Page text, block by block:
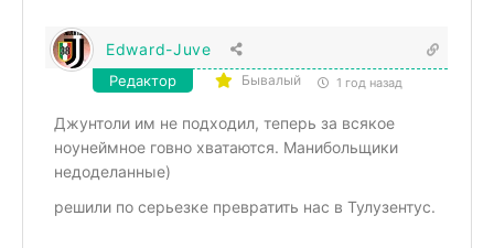
Edward-Juve
Редактор Бывалый 1 год назад
Джунтоли им не подходил, теперь за всякое
ноунеймное говно хватаются. Манибольщики
недоделанные)
решили по серьезке превратить нас в Тулузентус.